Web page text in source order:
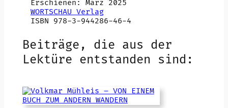
Erschienen: März 2025
WORTSCHAU Verlag
ISBN 978-3-944286-46-4
Beiträge, die aus der
Lektüre entstanden sind: